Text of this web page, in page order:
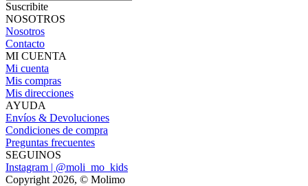
Suscribite
NOSOTROS
Nosotros
Contacto
MI CUENTA
Mi cuenta
Mis compras
Mis direcciones
AYUDA
Envíos & Devoluciones
Condiciones de compra
Preguntas frecuentes
SEGUINOS
Instagram | @moli_mo_kids
Copyright 2026, © Molimo